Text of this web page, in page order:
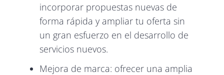
incorporar propuestas nuevas de
forma rápida y ampliar tu oferta sin
un gran esfuerzo en el desarrollo de
servicios nuevos.
Mejora de marca: ofrecer una amplia